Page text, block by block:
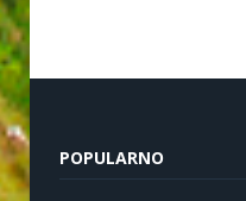
POPULARNO